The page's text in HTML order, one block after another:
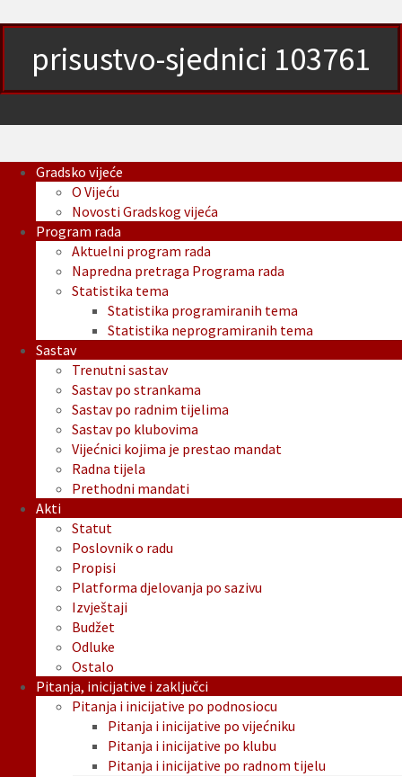
prisustvo-sjednici 103761
Gradsko vijeće
O Vijeću
Novosti Gradskog vijeća
Program rada
Aktuelni program rada
Napredna pretraga Programa rada
Statistika tema
Statistika programiranih tema
Statistika neprogramiranih tema
Sastav
Trenutni sastav
Sastav po strankama
Sastav po radnim tijelima
Sastav po klubovima
Vijećnici kojima je prestao mandat
Radna tijela
Prethodni mandati
Akti
Statut
Poslovnik o radu
Propisi
Platforma djelovanja po sazivu
Izvještaji
Budžet
Odluke
Ostalo
Pitanja, inicijative i zaključci
Pitanja i inicijative po podnosiocu
Pitanja i inicijative po vijećniku
Pitanja i inicijative po klubu
Pitanja i inicijative po radnom tijelu